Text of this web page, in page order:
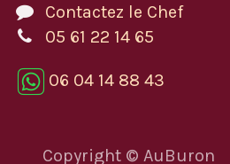
Contactez le Chef
05 61 22 14 65
06 04 14 88 43
Copyright © AuBuron